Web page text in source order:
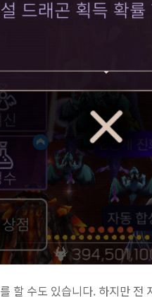
할 수도 있습니다. 하지만